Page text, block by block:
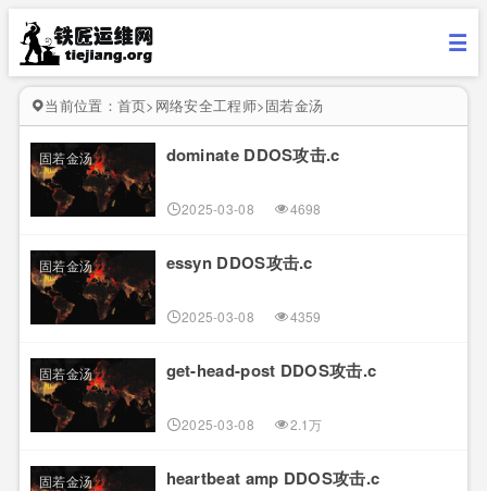
当前位置： 首页> 网络安全工程师>固若金汤
固若金汤 dominate DDOS攻击.c
2025-03-08 4698
固若金汤 essyn DDOS攻击.c
2025-03-08 4359
固若金汤 get-head-post DDOS攻击.c
2025-03-08 2.1万
固若金汤 heartbeat amp DDOS攻击.c